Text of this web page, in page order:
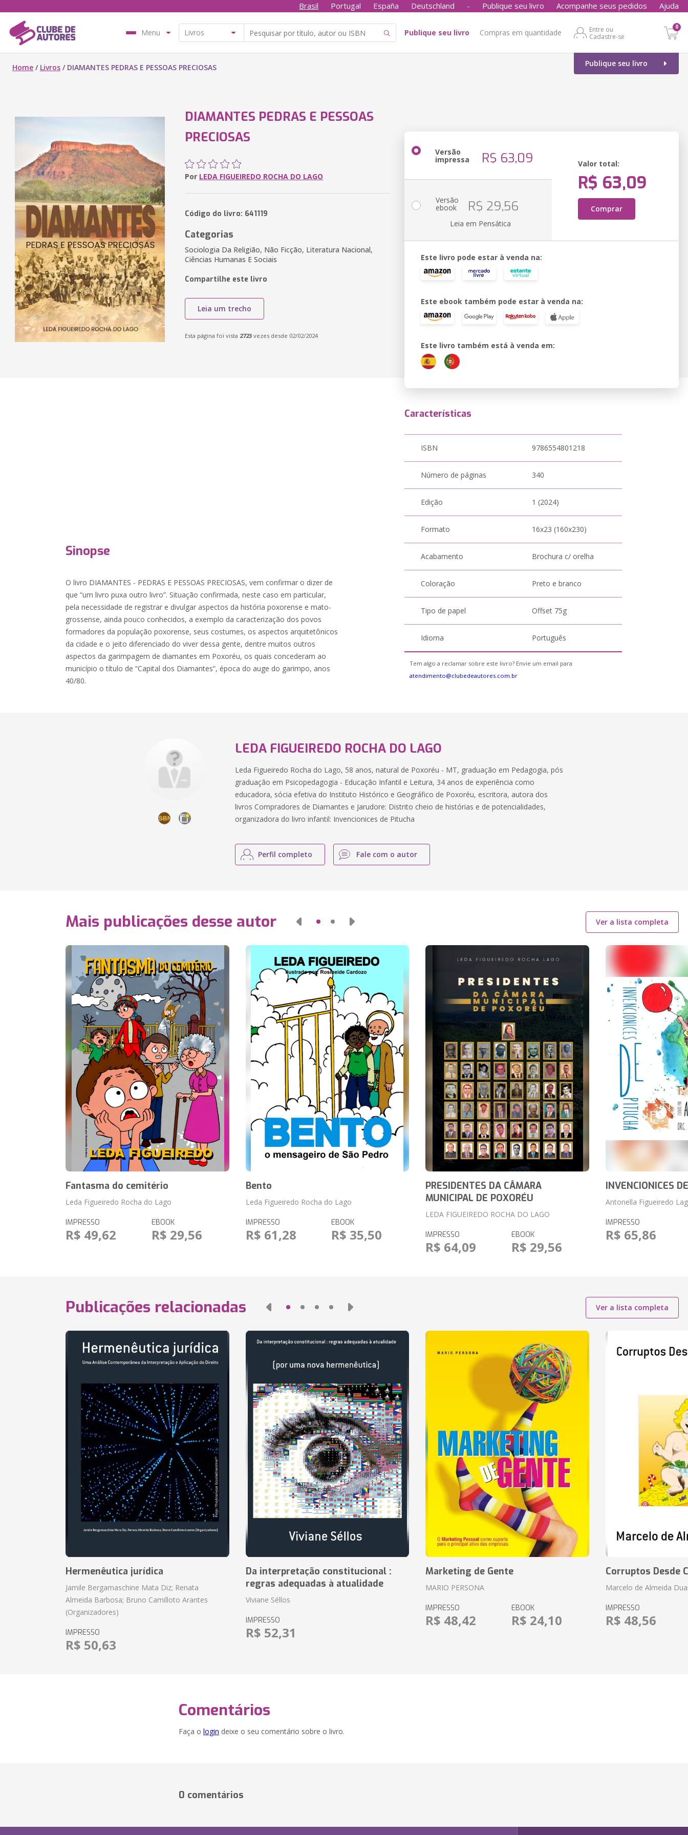
Brasil Portugal España Deutschland - Publique seu livro Acompanhe seus pedidos Ajuda
Menu Publique seu livro Compras em quantidade
Entre ou
Cadastre-se
0
Publique seu livro
Home / Livros / DIAMANTES PEDRAS E PESSOAS PRECIOSAS
DIAMANTES PEDRAS E PESSOAS
PRECIOSAS
Por LEDA FIGUEIREDO ROCHA DO LAGO
Código do livro: 641119
Categorias
Sociologia Da Religião, Não Ficção, Literatura Nacional,
Ciências Humanas E Sociais
Compartilhe este livro
Leia um trecho
Esta página foi vista 2723 vezes desde 02/02/2024
Versão
impressa R$ 63,09 Valor total:
R$ 63,09
Comprar
Versão
ebook R$ 29,56
Leia em Pensática
Este livro pode estar à venda na:
Este ebook também pode estar à venda na:
Este livro também está à venda em:
Sinopse
O livro DIAMANTES - PEDRAS E PESSOAS PRECIOSAS, vem confirmar o dizer de
que “um livro puxa outro livro”. Situação confirmada, neste caso em particular,
pela necessidade de registrar e divulgar aspectos da história poxorense e mato-
grossense, ainda pouco conhecidos, a exemplo da caracterização dos povos
formadores da população poxorense, seus costumes, os aspectos arquitetônicos
da cidade e o jeito diferenciado do viver dessa gente, dentre muitos outros
aspectos da garimpagem de diamantes em Poxoréu, os quais concederam ao
município o título de “Capital dos Diamantes”, época do auge do garimpo, anos
40/80.
Características
ISBN 9786554801218
Número de páginas 340
Edição 1 (2024)
Formato 16x23 (160x230)
Acabamento Brochura c/ orelha
Coloração Preto e branco
Tipo de papel Offset 75g
Idioma Português
Tem algo a reclamar sobre este livro? Envie um email para
atendimento@clubedeautores.com.br
LEDA FIGUEIREDO ROCHA DO LAGO
Leda Figueiredo Rocha do Lago, 58 anos, natural de Poxoréu - MT, graduação em Pedagogia, pós
graduação em Psicopedagogia - Educação Infantil e Leitura, 34 anos de experiência como
educadora, sócia efetiva do Instituto Histórico e Geográfico de Poxoréu, escritora, autora dos
livros Compradores de Diamantes e Jarudore: Distrito cheio de histórias e de potencialidades,
organizadora do livro infantil: Invencionices de Pitucha
Perfil completo Fale com o autor
Mais publicações desse autor Ver a lista completa
Fantasma do cemitério
Leda Figueiredo Rocha do Lago
IMPRESSO
R$ 49,62
EBOOK
R$ 29,56
Bento
Leda Figueiredo Rocha do Lago
IMPRESSO
R$ 61,28
EBOOK
R$ 35,50
PRESIDENTES DA CÂMARA
MUNICIPAL DE POXORÉU
LEDA FIGUEIREDO ROCHA DO LAGO
IMPRESSO
R$ 64,09
EBOOK
R$ 29,56
INVENCIONICES
Antonella Figueiredo
IMPRESSO
R$ 65,86
Publicações relacionadas Ver a lista completa
Hermenêutica jurídica
Jamile Bergamaschine Mata Diz; Renata
Almeida Barbosa; Bruno Camilloto Arantes
(Organizadores)
IMPRESSO
R$ 50,63
Da interpretação constitucional :
regras adequadas à atualidade
Viviane Séllos
IMPRESSO
R$ 52,31
Marketing de Gente
MARIO PERSONA
IMPRESSO
R$ 48,42
EBOOK
R$ 24,10
Corruptos Desde
Marcelo de Almeida
IMPRESSO
R$ 48,56
Comentários
Faça o login deixe o seu comentário sobre o livro.
0 comentários